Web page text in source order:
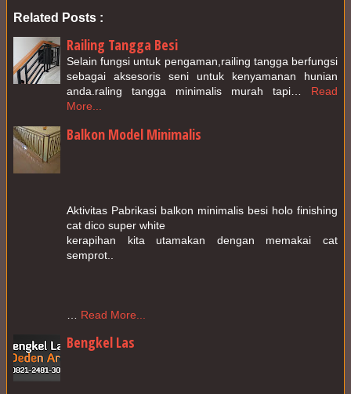
Related Posts :
Railing Tangga Besi
Selain fungsi untuk pengaman,railing tangga berfungsi
sebagai aksesoris seni untuk kenyamanan hunian
anda.raling tangga minimalis murah tapi…
Read
More...
Balkon Model Minimalis
Aktivitas Pabrikasi balkon minimalis besi holo finishing
cat dico super white
kerapihan kita utamakan dengan memakai cat
semprot..
Read More...
Bengkel Las